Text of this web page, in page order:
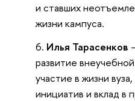
и ставших
жизни кампуса.
Илья Тарасенков
развитие
участие в жизни
инициатив и вклад в